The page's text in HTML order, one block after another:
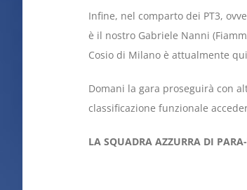
Infine, nel comparto dei PT3,
è il nostro Gabriele Nanni
Cosio di Milano è attualmente
Domani la gara proseguirà con
classificazione funzionale
LA SQUADRA AZZURRA DI